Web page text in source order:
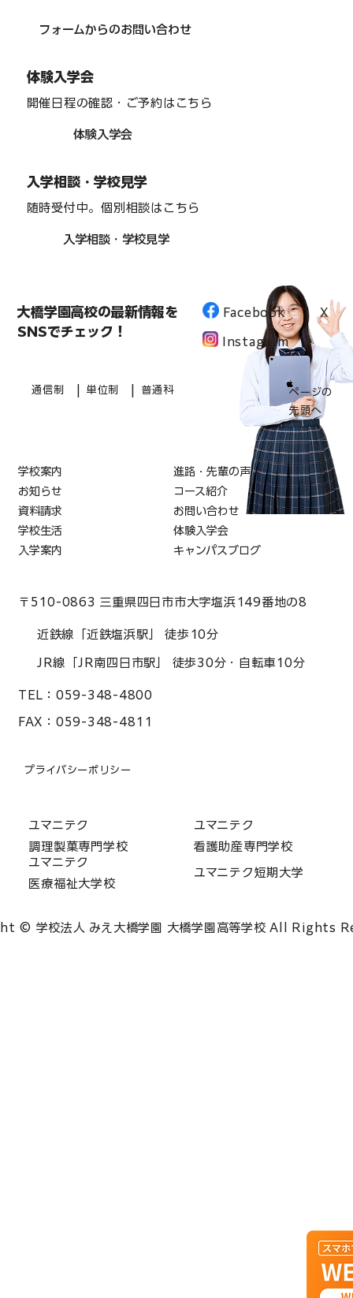
フォームからのお問い合わせ
体験入学会
開催日程の確認・ご予約はこちら
体験入学会
入学相談・学校見学
随時受付中。個別相談はこちら
入学相談・学校見学
大橋学園高校の最新情報を
SNSでチェック！
Facebook
Instagram
X
通信制 単位制 普通科
ページの
先頭へ
〒510-0863 三重県四日市市大字塩浜149番地の8
近鉄線「近鉄塩浜駅」 徒歩10分
JR線「JR南四日市駅」 徒歩30分・自転車10分
TEL： 059-348-4800
FAX： 059-348-4811
プライバシーポリシー
学校案内
進路・先輩の声
お知らせ
コース紹介
資料請求
お問い合わせ
学校生活
体験入学会
入学案内
キャンパスブログ
ユマニテク
調理製菓専門学校
ユマニテク
看護助産専門学校
ユマニテク
医療福祉大学校
ユマニテク短期大学
© 学校法人 みえ大橋学園 大橋学園高等学校 All Rights